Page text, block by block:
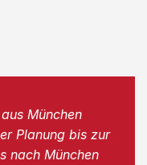
München
Planung bis zur
nach München